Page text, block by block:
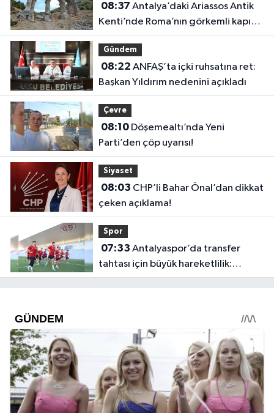
08:37
Kenti’nde Roma’nın görkemli kapısı:
Alexander Severus
Gündem
08:22
Başkan Yıldırım nedenini açıkladı
Çevre
08:10Döşemealtı’nda Yeni
Parti’den çöp uyarısı!
Siyaset
08:03
çeken açıklama!
Spor
07:33
tahtası için büyük hareketlilik:
FIFA’da sayı 14’e düştü